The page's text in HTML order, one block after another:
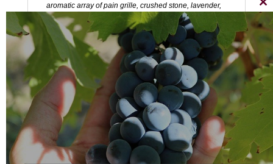
aromatic array of pain grille, crushed stone, lavender,
spice box, and blackberry. Firm and structured on the
palate, it has a boatload of intense, succulent, spicy
fruit, ripe tannin, and impeccable balance. Drink this
lengthy, powerful effort from 2016 to 2036. Bodegas y
Vinedos Aalto is the estate of the renowned Mariano
Garcia, former winemaker at Vega Sicilia."
Notas de Cata de Peñín sobre la añada 2011: Color
cereza, borde granate. Aroma fruta madura,